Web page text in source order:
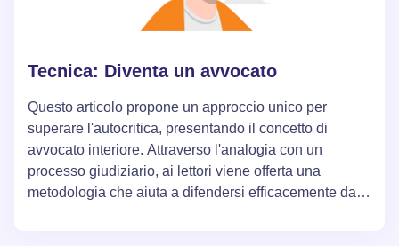
Tecnica: Diventa un avvocato
Questo articolo propone un approccio unico per
superare l'autocritica, presentando il concetto di
avvocato interiore. Attraverso l'analogia con un
processo giudiziario, ai lettori viene offerta una
metodologia che aiuta a difendersi efficacemente dalle